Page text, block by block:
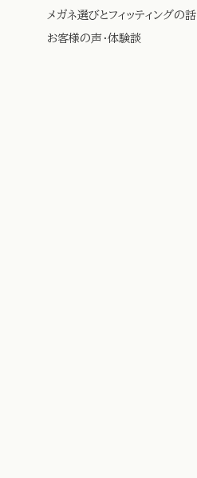
メガネ選びとフィッティングの話
お客様の声・体験談